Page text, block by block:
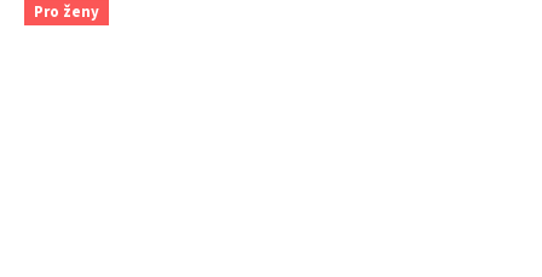
Pro ženy